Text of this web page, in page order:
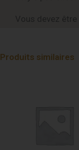
Produits similaires